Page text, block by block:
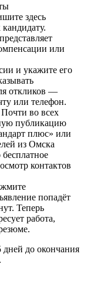
здесь
или
и укажите его
откликов —
или телефон.
во всех
публикацию
плюс» или
из Омска
контактов
попадёт
Теперь
работа,
до окончания